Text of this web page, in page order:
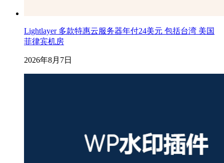
Lightlayer 多款特惠云服务器年付24美元 包括台湾 美国
菲律宾机房
2026年8月7日